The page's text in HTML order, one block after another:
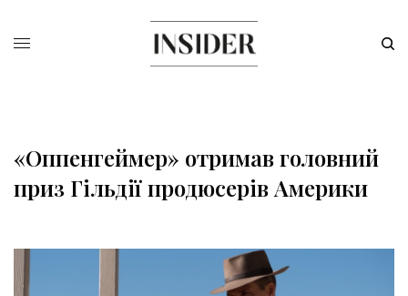
«Оппенгеймер» отримав головний
приз Гільдії продюсерів Америки